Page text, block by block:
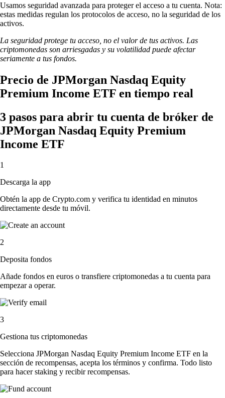
Usamos seguridad avanzada para proteger el acceso a tu cuenta. Nota:
estas medidas regulan los protocolos de acceso, no la seguridad de los
activos.
La seguridad protege tu acceso, no el valor de tus activos. Las
criptomonedas son arriesgadas y su volatilidad puede afectar
seriamente a tus fondos.
Precio de JPMorgan Nasdaq Equity
Premium Income ETF en tiempo real
3 pasos para abrir tu cuenta de bróker de
JPMorgan Nasdaq Equity Premium
Income ETF
1
Descarga la app
Obtén la app de Crypto.com y verifica tu identidad en minutos
directamente desde tu móvil.
2
Deposita fondos
Añade fondos en euros o transfiere criptomonedas a tu cuenta para
empezar a operar.
3
Gestiona tus criptomonedas
Selecciona JPMorgan Nasdaq Equity Premium Income ETF en la
sección de recompensas, acepta los términos y confirma. Todo listo
para hacer staking y recibir recompensas.